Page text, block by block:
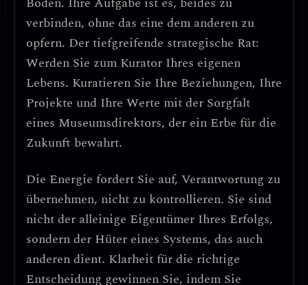
verbinden, ohne das eine dem anderen zu
opfern. Der tiefgreifende strategische Rat:
Werden Sie zum Kurator Ihres eigenen
Lebens. Kuratieren Sie Ihre Beziehungen, Ihre
Projekte und Ihre Werte mit der Sorgfalt
eines Museumsdirektors, der ein Erbe für die
Zukunft bewahrt.
Die Energie fordert Sie auf, Verantwortung zu
übernehmen, nicht zu kontrollieren. Sie sind
nicht der alleinige Eigentümer Ihres Erfolgs,
sondern der Hüter eines Systems, das auch
anderen dient. Klarheit für die richtige
Entscheidung gewinnen Sie, indem Sie